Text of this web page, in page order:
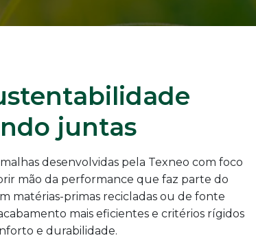
juntas
desenvolvidas pela Texneo com foco
mão da performance que faz parte do
matérias-primas recicladas ou de fonte
mais eficientes e critérios rígidos
e durabilidade.